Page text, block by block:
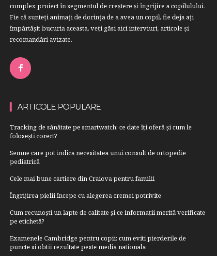
complex proiect în segmentul de creştere şi îngrijire a copilulului.
Fie că sunteţi animaţi de dorinţa de a avea un copil, fie deja aţi
împărtăşit bucuria aceasta, veți găsi aici interviuri, articole şi
recomandări avizate.
ARTICOLE POPULARE
Tracking de sănătate pe smartwatch: ce date îți oferă și cum le
folosești corect?
Semne care pot indica necesitatea unui consult de ortopedie
pediatrică
Cele mai bune cartiere din Craiova pentru familii
Îngrijirea pielii începe cu alegerea cremei potrivite
Cum recunoști un lapte de calitate și ce informații merită verificate
pe etichetă?
Examenele Cambridge pentru copii: cum eviti pierderile de
puncte si obtii rezultate peste media nationala